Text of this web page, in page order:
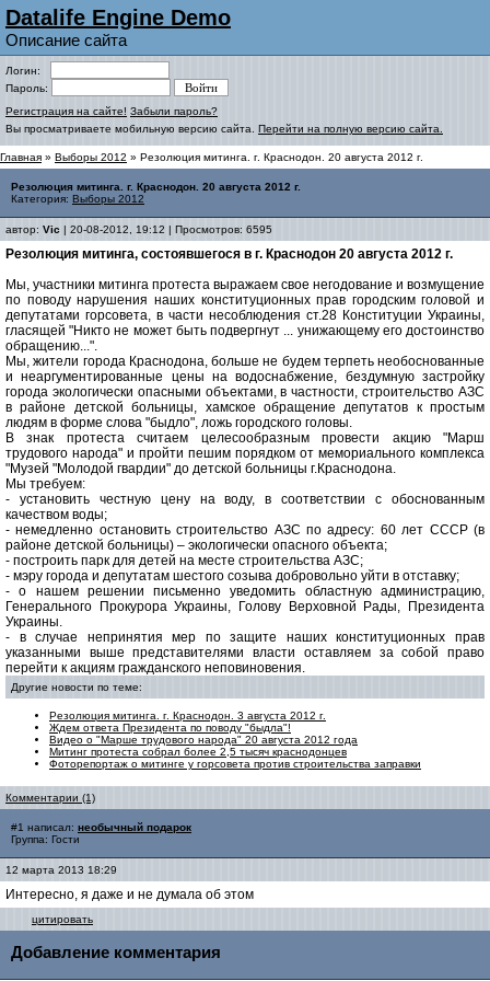
Datalife Engine Demo
Описание сайта
Логин:
Пароль:
Регистрация на сайте! Забыли пароль?
Вы просматриваете мобильную версию сайта. Перейти на полную версию сайта.
Главная » Выборы 2012 » Резолюция митинга. г. Краснодон. 20 августа 2012 г.
Резолюция митинга. г. Краснодон. 20 августа 2012 г.
Категория: Выборы 2012
автор: Vic | 20-08-2012, 19:12 | Просмотров: 6595
Резолюция митинга, состоявшегося в г. Краснодон 20 августа 2012 г.
Мы, участники митинга протеста выражаем свое негодование и возмущение
по поводу нарушения наших конституционных прав городским головой и
депутатами горсовета, в части несоблюдения ст.28 Конституции Украины,
гласящей "Никто не может быть подвергнут ... унижающему его достоинство
обращению...".
Мы, жители города Краснодона, больше не будем терпеть необоснованные
и неаргументированные цены на водоснабжение, бездумную застройку
города экологически опасными объектами, в частности, строительство АЗС
в районе детской больницы, хамское обращение депутатов к простым
людям в форме слова "быдло", ложь городского головы.
В знак протеста считаем целесообразным провести акцию "Марш
трудового народа" и пройти пешим порядком от мемориального комплекса
"Музей "Молодой гвардии" до детской больницы г.Краснодона.
Мы требуем:
- установить честную цену на воду, в соответствии с обоснованным
качеством воды;
- немедленно остановить строительство АЗС по адресу: 60 лет СССР (в
районе детской больницы) – экологически опасного объекта;
- построить парк для детей на месте строительства АЗС;
- мэру города и депутатам шестого созыва добровольно уйти в отставку;
- о нашем решении письменно уведомить областную администрацию,
Генерального Прокурора Украины, Голову Верховной Рады, Президента
Украины.
- в случае непринятия мер по защите наших конституционных прав
указанными выше представителями власти оставляем за собой право
перейти к акциям гражданского неповиновения.
Другие новости по теме:
Резолюция митинга. г. Краснодон. 3 августа 2012 г.
Ждем ответа Президента по поводу "быдла"!
Видео о "Марше трудового народа" 20 августа 2012 года
Митинг протеста собрал более 2,5 тысяч краснодонцев
Фоторепортаж о митинге у горсовета против строительства заправки
Комментарии (1)
#1 написал: необычный подарок
Группа: Гости
12 марта 2013 18:29
Интересно, я даже и не думала об этом
цитировать
Добавление комментария